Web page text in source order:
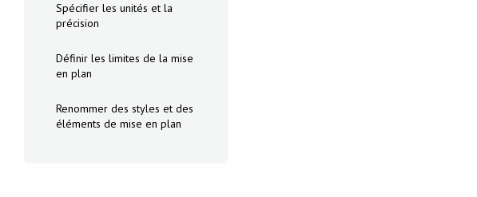
Spécifier les unités et la
précision
Définir les limites de la mise
en plan
Renommer des styles et des
éléments de mise en plan